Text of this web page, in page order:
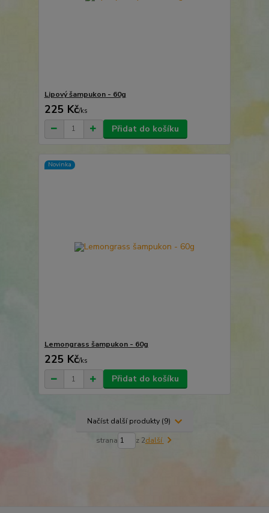
Lipový šampukon - 60g
225 Kč/ks
Přidat do košíku
Novinka
Lemongrass šampukon - 60g
225 Kč/ks
Přidat do košíku
Načíst další produkty (9)
strana z 2další